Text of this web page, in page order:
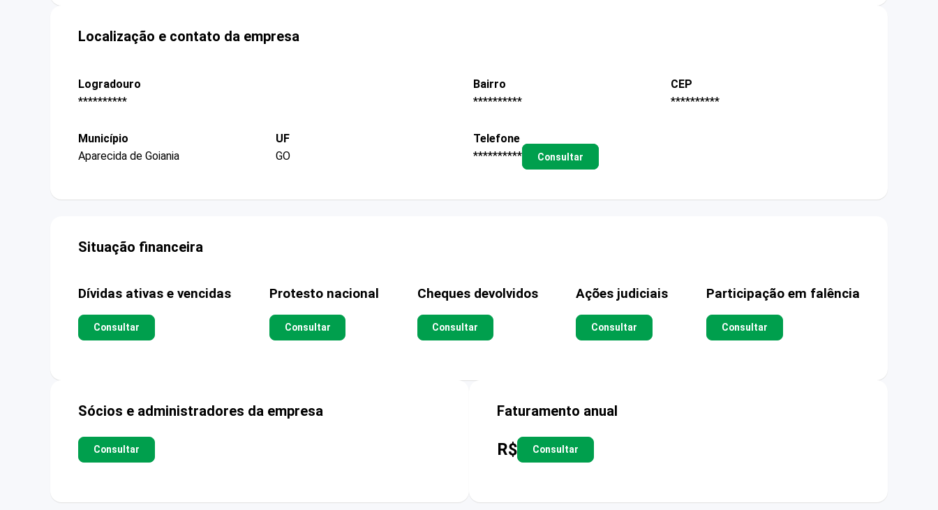
Localização e contato da empresa
Logradouro
**********
Bairro
**********
CEP
**********
Município
Aparecida de Goiania
UF
GO
Telefone
**********
Consultar
Situação financeira
Dívidas ativas e vencidas
Consultar
Protesto nacional
Consultar
Cheques devolvidos
Consultar
Ações judiciais
Consultar
Participação em falência
Consultar
Sócios e administradores da empresa
Consultar
Faturamento anual
R$ Consultar